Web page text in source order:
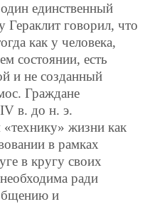
единственный
говорил, что
как у человека,
состоянии, есть
и не созданный
Граждане
в. до н. э.
жизни как
в рамках
в кругу своих
ради
и